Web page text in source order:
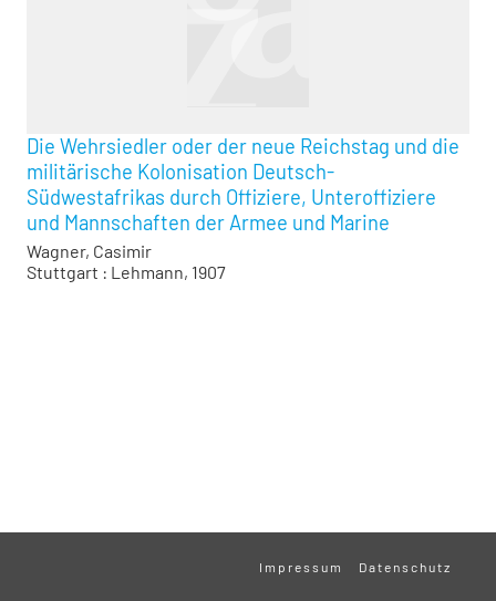
Die Wehrsiedler oder der neue Reichstag und die
militärische Kolonisation Deutsch-
Südwestafrikas durch Offiziere, Unteroffiziere
und Mannschaften der Armee und Marine
Wagner, Casimir
Stuttgart : Lehmann, 1907
Impressum Datenschutz